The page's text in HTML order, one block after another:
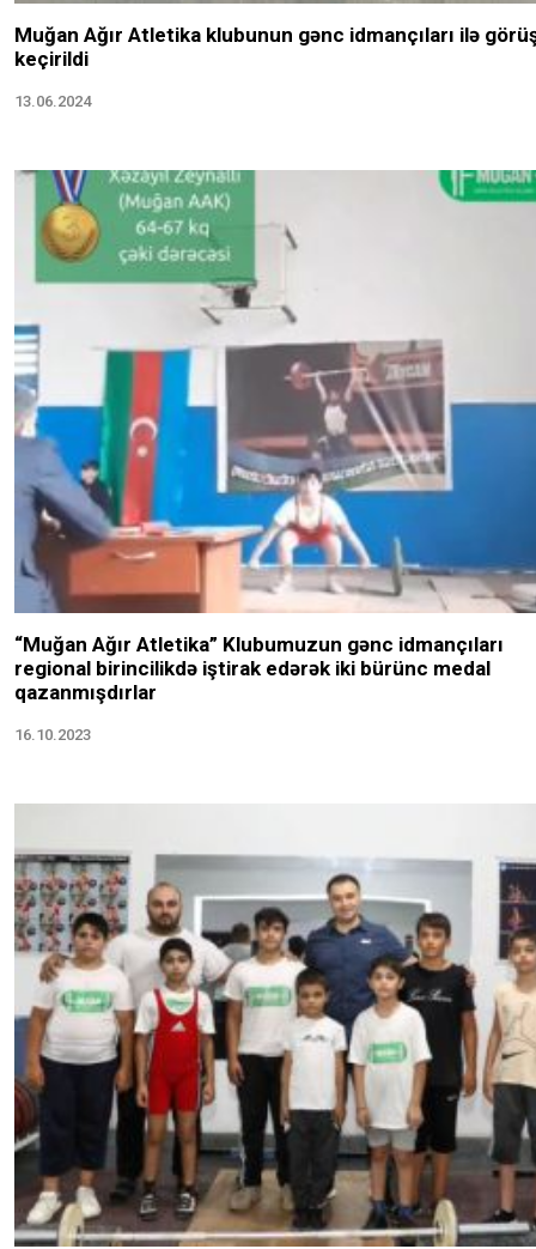
Muğan Ağır Atletika klubunun gənc idmançıları ilə
keçirildi
13.06.2024
“Muğan Ağır Atletika” Klubumuzun gənc idmançıları
regional birincilikdə iştirak edərək iki bürünc medal
qazanmışdırlar
16.10.2023